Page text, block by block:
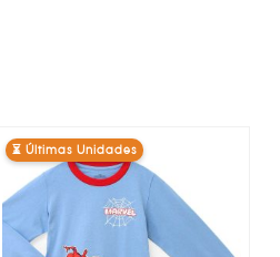
⏳ Últimas Unidades